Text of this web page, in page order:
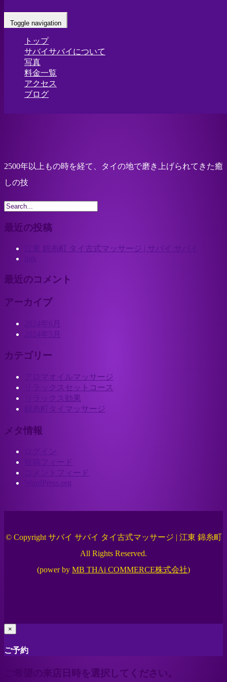
Toggle navigation
トップ
サバイサバイについて
写真
料金一覧
アクセス
ブログ
Home-250…
2500年以上もの時を経て、タイの地で磨き上げられてきた癒
しの技
最近の投稿
江東 錦糸町 タイ古式マッサージ | サバイ サバイ
最近のコメント
アーカイブ
2024年6月
2024年5月
カテゴリー
アロマオイルマッサージ
リラックスセットコース
リラックス効果
錦糸町タイマッサージ
メタ情報
ログイン
投稿フィード
コメントフィード
WordPress.org
© Copyright サバイ サバイ タイ古式マッサージ | 江東 錦糸町
All Rights Reserved.
(power by MB THAi COMMERCE株式会社)
×
ご予約
ご希望の来店日時を選択してください。